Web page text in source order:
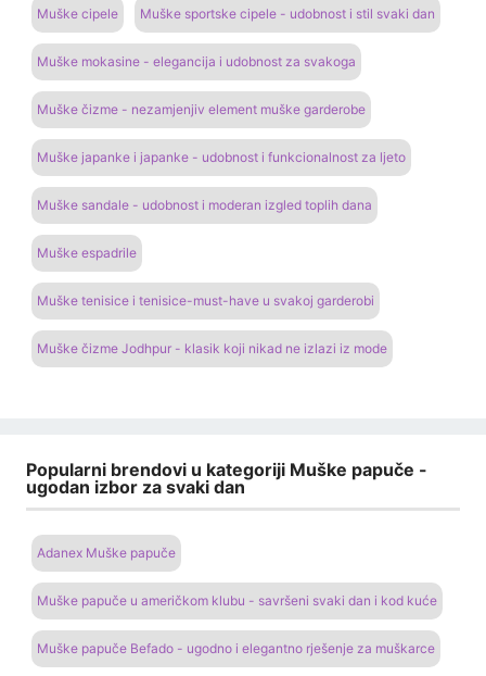
Muške cipele Muške sportske cipele - udobnost i stil svaki dan
Muške mokasine - elegancija i udobnost za svakoga
Muške čizme - nezamjenjiv element muške garderobe
Muške japanke i japanke - udobnost i funkcionalnost za ljeto
Muške sandale - udobnost i moderan izgled toplih dana
Muške espadrile
Muške tenisice i tenisice-must-have u svakoj garderobi
Muške čizme Jodhpur - klasik koji nikad ne izlazi iz mode
Popularni brendovi u kategoriji Muške papuče -
ugodan izbor za svaki dan
Adanex Muške papuče
Muške papuče u američkom klubu - savršeni svaki dan i kod kuće
Muške papuče Befado - ugodno i elegantno rješenje za muškarce